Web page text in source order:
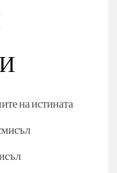
на истината